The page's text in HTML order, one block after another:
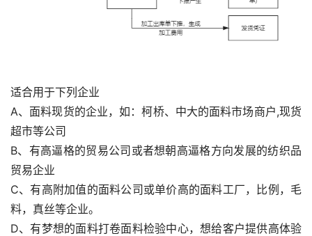
适合用于下列企业
A、面料现货的企业，如：柯桥、中大的面料市场商户,现货
超市等公司
B、有高逼格的贸易公司或者想朝高逼格方向发展的纺织品
贸易企业
C、有高附加值的面料公司或单价高的面料工厂，比例，毛
料，真丝等企业。
D、有梦想的面料打卷面料检验中心，想给客户提供高体验